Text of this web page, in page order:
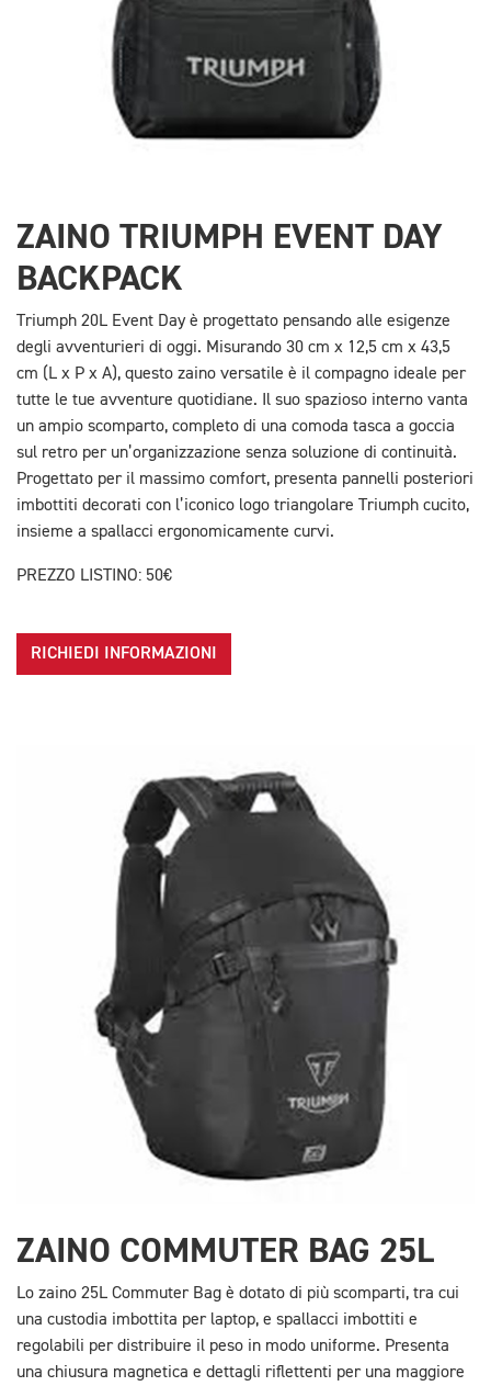
ZAINO TRIUMPH EVENT DAY
BACKPACK
Triumph 20L Event Day è progettato pensando alle esigenze
degli avventurieri di oggi. Misurando 30 cm x 12,5 cm x 43,5
cm (L x P x A), questo zaino versatile è il compagno ideale per
tutte le tue avventure quotidiane. Il suo spazioso interno vanta
un ampio scomparto, completo di una comoda tasca a goccia
sul retro per un’organizzazione senza soluzione di continuità.
Progettato per il massimo comfort, presenta pannelli posteriori
imbottiti decorati con l’iconico logo triangolare Triumph cucito,
insieme a spallacci ergonomicamente curvi.
PREZZO LISTINO: 50€
RICHIEDI INFORMAZIONI
ZAINO COMMUTER BAG 25L
Lo zaino 25L Commuter Bag è dotato di più scomparti, tra cui
una custodia imbottita per laptop, e spallacci imbottiti e
regolabili per distribuire il peso in modo uniforme. Presenta
una chiusura magnetica e dettagli riflettenti per una maggiore